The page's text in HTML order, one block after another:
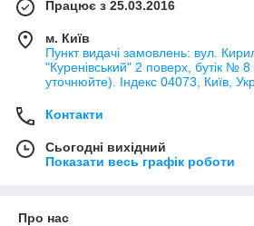
Працює з 25.03.2016
м. Київ
Пункт видачі замовлень: вул.
"Куренівський" 2 поверх, бутік № 8
уточнюйте). Індекс 04073, Київ,
Контакти
Сьогодні вихідний
Показати весь графік роботи
Про нас